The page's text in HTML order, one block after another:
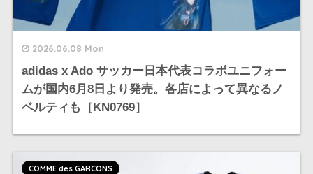
2026.06.08 Mon
adidas x Ado サッカー日本代表コラボユニフォー
ム​が国内6月8日より発売。各店によって異なるノ
ベルティも［KN0769］
COMME des GARCONS